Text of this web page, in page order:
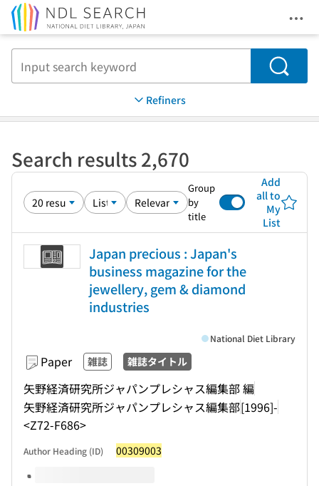
Search
Refiners
Search results 2,670
Group
by
title
Add
all to
My
List
Japan precious : Japan's
business magazine for the
jewellery, gem & diamond
industries
Paper 雑誌 雑誌タイトル
矢野経済研究所ジャパンプレシャス編集部 編
矢野経済研究所ジャパンプレシャス編集部[1996]-
<Z72-F686>
National Diet Library
Author Heading (ID) 00309003
Volumes of this title